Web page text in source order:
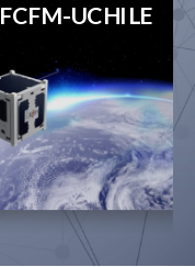
UCHILE